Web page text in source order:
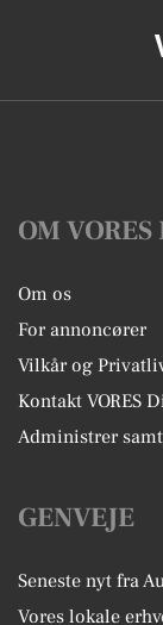
OM
Om os
For annoncører
Vilkår og
Kontakt VORES
Administrer
GENVEJE
Seneste nyt fra
Vores lokale